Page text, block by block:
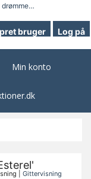
bruger Log på
Min konto
|Gittervisning